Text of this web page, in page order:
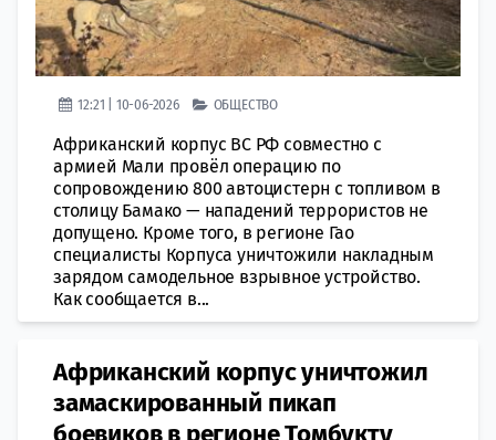
12:21 | 10-06-2026 ОБЩЕСТВО
Африканский корпус ВС РФ совместно с
армией Мали провёл операцию по
сопровождению 800 автоцистерн с топливом в
столицу Бамако — нападений террористов не
допущено. Кроме того, в регионе Гао
специалисты Корпуса уничтожили накладным
зарядом самодельное взрывное устройство.
Как сообщается в...
Африканский корпус уничтожил
замаскированный пикап
боевиков в регионе Томбукту